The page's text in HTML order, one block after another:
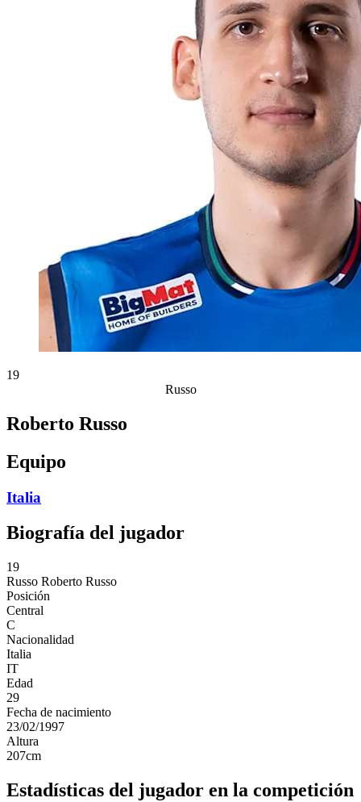
19
Russo
Roberto Russo
Equipo
Italia
Biografía del jugador
19
Russo Roberto Russo
Posición
Central
C
Nacionalidad
Italia
IT
Edad
29
Fecha de nacimiento
23/02/1997
Altura
207cm
Estadísticas del jugador en la competición